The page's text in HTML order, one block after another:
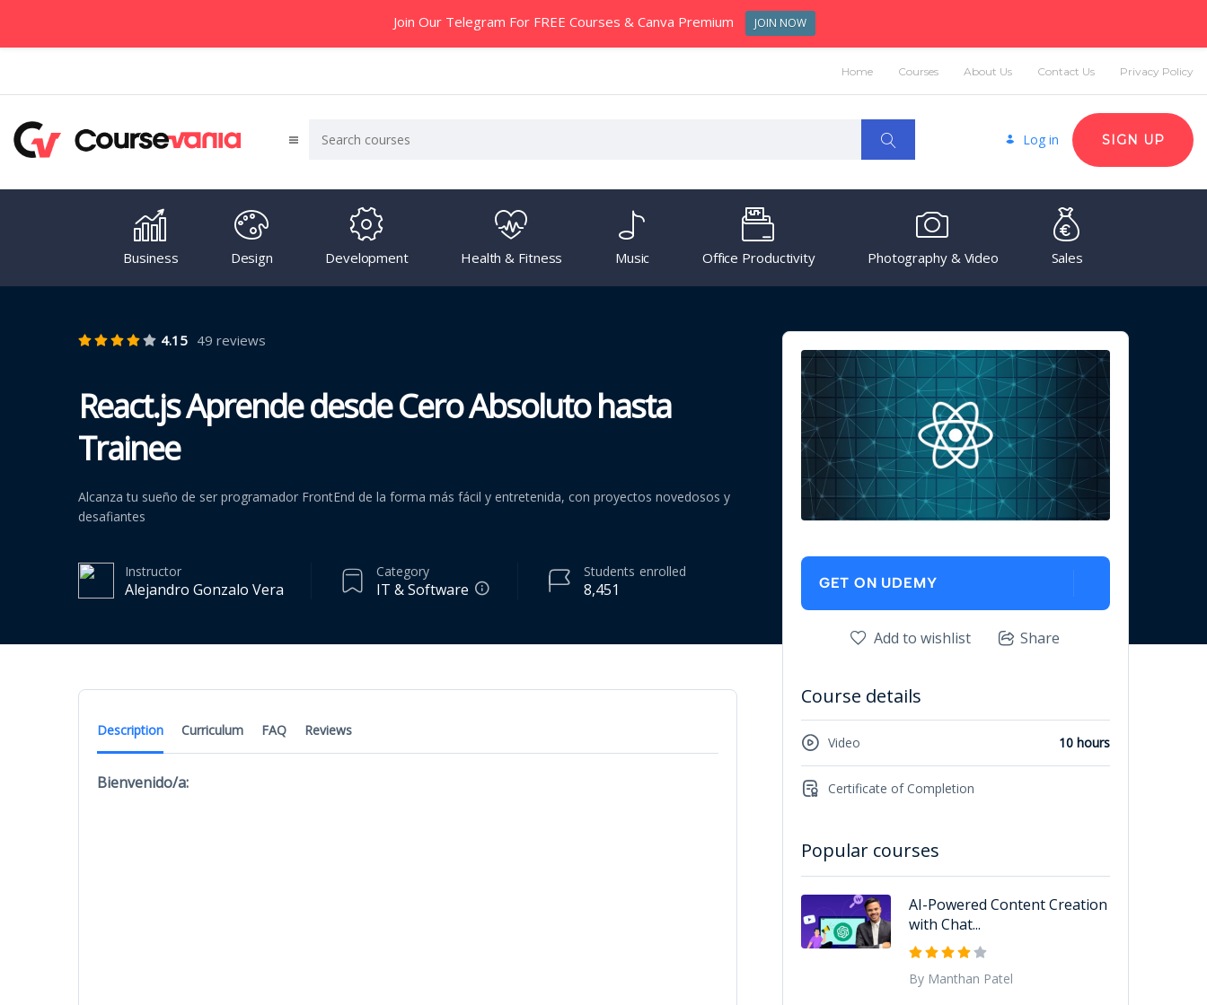
Home Courses About Us Contact Us Privacy Policy
Log in SIGN UP
Business Design Development Health & Fitness Music Office Productivity Photography & Video Sales
4.15 49 reviews
React.js Aprende desde Cero Absoluto hasta
Trainee
Alcanza tu sueño de ser programador FrontEnd de la forma más fácil y entretenida, con proyectos novedosos y
desafiantes
Instructor
Alejandro Gonzalo Vera
Category
IT & Software 8,451
Students enrolled
Description Curriculum FAQ Reviews
Bienvenido/a:
GET ON UDEMY
Add to wishlist Share
Course details
Video 10 hours
Certificate of Completion
Popular courses
AI-Powered Content Creation
with Chat...
By Manthan Patel
Join Our Telegram For FREE Courses & Canva Premium JOIN NOW